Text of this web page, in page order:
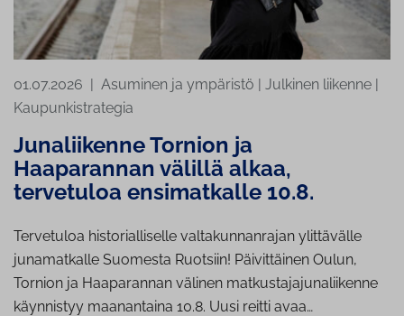
01.07.2026 | Asuminen ja ympäristö | Julkinen liikenne |
Kaupunkistrategia
Ju­na­lii­ken­ne Tornion ja
Haaparannan välillä alkaa,
tervetuloa ensimatkalle 10.8.
Tervetuloa historialliselle valtakunnanrajan ylittävälle
junamatkalle Suomesta Ruotsiin! Päivittäinen Oulun,
Tornion ja Haaparannan välinen matkustajajunaliikenne
käynnistyy maanantaina 10.8. Uusi reitti avaa…